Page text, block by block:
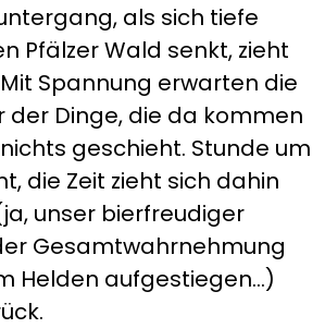
als sich tiefe
Pfälzer Wald senkt, zieht
Spannung erwarten die
der Dinge, die da kommen
geschieht. Stunde um
die Zeit zieht sich dahin
unser bierfreudiger
Gesamtwahrnehmung
Helden aufgestiegen…)